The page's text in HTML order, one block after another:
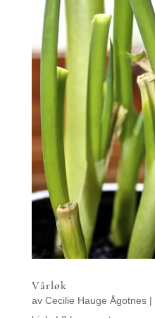
Vårløk
av Cecilie Hauge Ågotnes|